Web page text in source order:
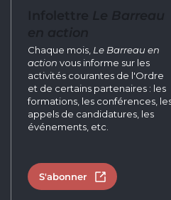
Chaque mois, Le Barreau en
action vous informe sur les
activités courantes de l'Ordre
et de certains partenaires : les
formations, les conférences,
appels de candidatures, les
événements, etc.
S'abonner Ouvrir dans un